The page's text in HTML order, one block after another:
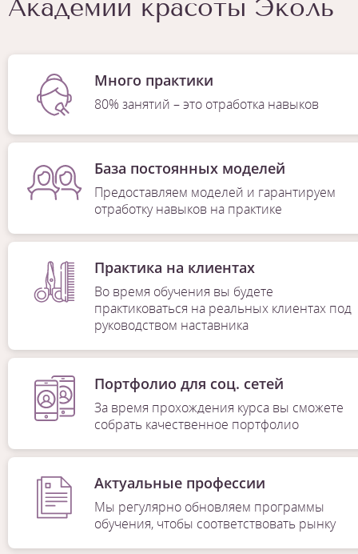
Академии красоты Эколь
Много практики
80% занятий – это отработка навыков
База постоянных моделей
Предоставляем моделей и гарантируем
отработку навыков на практике
Практика на клиентах
Во время обучения вы будете
практиковаться на реальных клиентах под
руководством наставника
Портфолио для соц. сетей
За время прохождения курса вы сможете
собрать качественное портфолио
Актуальные профессии
Мы регулярно обновляем программы
обучения, чтобы соответствовать рынку